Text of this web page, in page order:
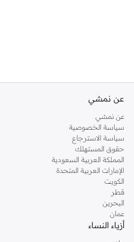
عن نمشي
عن نمشي
سياسة الخصوصية
سياسة الاسترجاع
حقوق المستهلك
المملكة العربية السعودية
الإمارات العربية المتحدة
الكويت
قطر
البحرين
عمان
أزياء النساء